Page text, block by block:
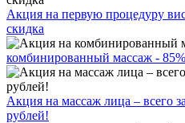
Акция на первую процедуру
скидка
комбинированный массаж -
Акция на массаж лица – всего
рублей!